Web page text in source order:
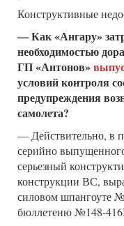
Конструктивные
— Как «Ангару»
необходимостью
ГП «Антонов»
условий контроля
предупреждения
самолета?
— Действительно, в
серийно
серьезный
конструкции ВС,
силовом шпангоуте
бюллетеню №148-